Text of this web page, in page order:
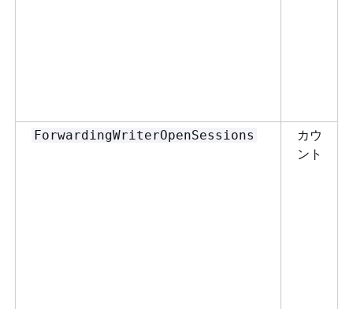
ForwardingWriterOpenSessions
カウ
ント